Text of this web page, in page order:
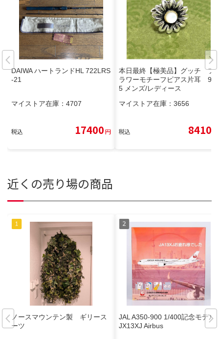
DAIWA ハートランドHL 722LRS
-21
マイストア在庫： 4707
税込 17400円
本日最終【極美品】グッチ フ
ラワーモチーフピアス片耳 92
5 メンズ/レディース
マイストア在庫： 3656
税込 8410
近くの売り場の商品
ノースマウンテン製 ギリース
ーツ
JAL A350-900 1/400記念モデル
JX13XJ Airbus